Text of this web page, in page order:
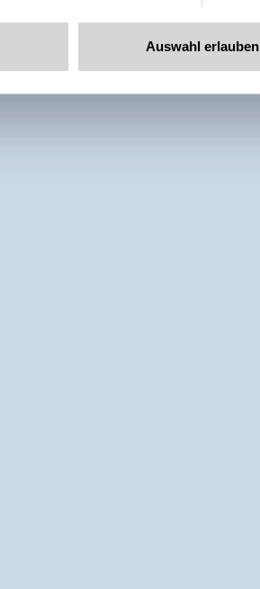
Auswahl erlauben